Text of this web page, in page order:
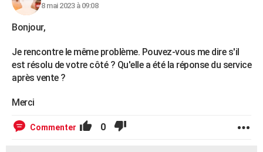
8 mai 2023 à 09:08
Bonjour,
Je rencontre le même problème. Pouvez-vous me dire s'il
est résolu de votre côté ? Qu'elle a été la réponse du service
après vente ?
Merci
Commenter 0